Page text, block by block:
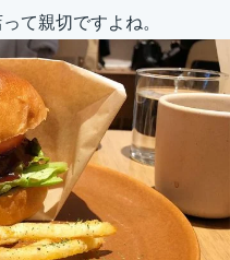
て親切ですよね。